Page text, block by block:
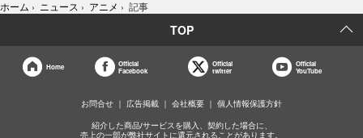
ホーム › ニュース › アニメ › 記事
TOP
Home
Official
Facebook
Official
twitter
Official
YouTube
お問合せ 広告掲載 会社概要 個人情報保護方針
紹介した商品/サービスを購入、契約した場合に、
売上の一部が弊社サイトに還元されることがあります。